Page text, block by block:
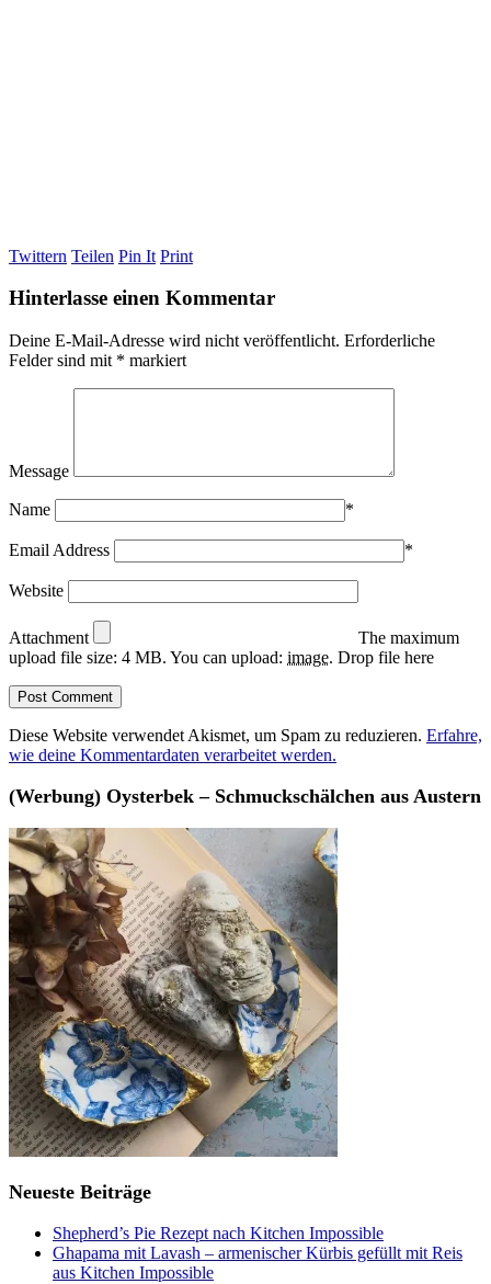
Twittern Teilen Pin It Print
Hinterlasse einen Kommentar
Deine E-Mail-Adresse wird nicht veröffentlicht. Erforderliche
Felder sind mit * markiert
Message
Name *
Email Address *
Website
Attachment
The maximum
upload file size: 4 MB. You can upload: image. Drop file here
Diese Website verwendet Akismet, um Spam zu reduzieren. Erfahre,
wie deine Kommentardaten verarbeitet werden.
(Werbung) Oysterbek – Schmuckschälchen aus Austern
Neueste Beiträge
Shepherd’s Pie Rezept nach Kitchen Impossible
Ghapama mit Lavash – armenischer Kürbis gefüllt mit Reis
aus Kitchen Impossible